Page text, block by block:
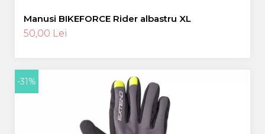
Manusi BIKEFORCE Rider albastru XL
50,00 Lei
-31%